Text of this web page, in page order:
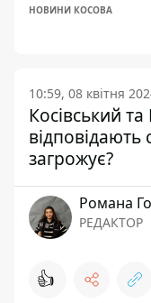
НОВИНИ КОСОВА
10:59, 08 квітня
Косівський
загрожує?
Романа
РЕДАКТОР
👍